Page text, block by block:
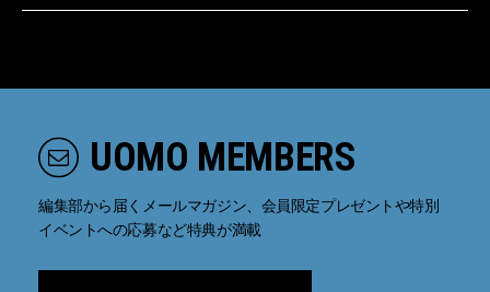
UOMO MEMBERS
編集部から届くメールマガジン、会員限定プレゼントや特別
イベントへの応募など特典が満載